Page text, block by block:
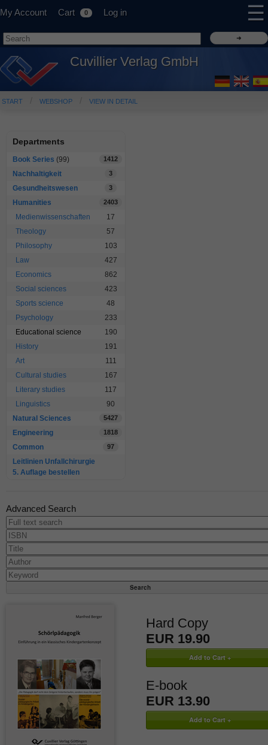
My Account Cart 0 Log in ☰
Cuvillier Verlag GmbH
START WEBSHOP VIEW IN DETAIL
Departments
Book Series (99) 1412
Nachhaltigkeit 3
Gesundheitswesen 3
Humanities 2403
Medienwissenschaften
17
Theology
57
Philosophy
103
Law
427
Economics
862
Social sciences
423
Sports science
48
Psychology
233
Educational science
190
History
191
Art
111
Cultural studies
167
Literary studies
117
Linguistics
90
Natural Sciences
5427
Engineering 1818
Common 97
Leitlinien Unfallchirurgie
5. Auflage bestellen
Advanced Search
Hard Copy
EUR 19.90
E-book
EUR 13.90